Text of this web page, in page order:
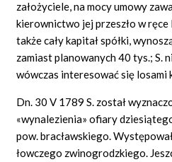
założyciele, na mocy umowy
kierownictwo jej przeszło w
także cały kapitał spółki,
zamiast planowanych 40 tys.; S.
wówczas interesować się losami
Dn. 30 V 1789 S. został
«wynalezienia»ofiary
pow. bracławskiego.
łowczego zwinogrodzkiego.